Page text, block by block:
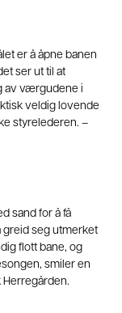
er å åpne banen
ser ut til at
av værgudene i
veldig lovende
styrelederen. –
sand for å få
greid seg utmerket
flott bane, og
smiler en
Herregården.